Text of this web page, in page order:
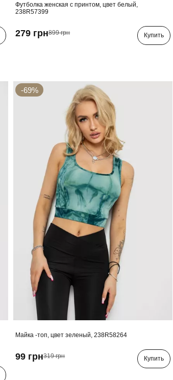
Футболка женская с принтом, цвет белый,
238R57399
279 грн899 грн Купить
-69%
Майка -топ, цвет зеленый, 238R58264
99 грн319 грн Купить